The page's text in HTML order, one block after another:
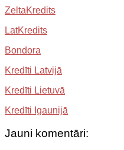
ZeltaKredits
LatKredits
Bondora
Kredīti Latvijā
Kredīti Lietuvā
Kredīti Igaunijā
Jauni komentāri: